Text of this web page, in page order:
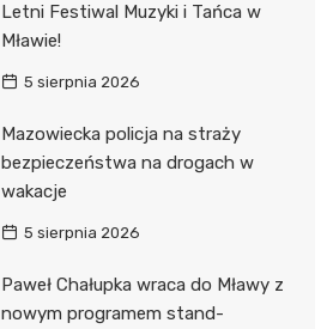
Letni Festiwal Muzyki i Tańca w
Mławie!
5 sierpnia 2026
Mazowiecka policja na straży
bezpieczeństwa na drogach w
wakacje
5 sierpnia 2026
Paweł Chałupka wraca do Mławy z
nowym programem stand-